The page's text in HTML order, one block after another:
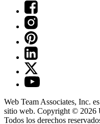
Web Team Associates, Inc.
sitio web. Copyright © 2026
Todos los derechos